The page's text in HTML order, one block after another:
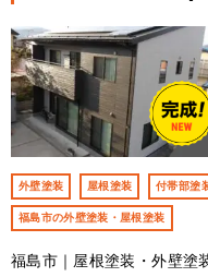
外壁塗装 屋根塗装 付帯部塗
福島市の外壁塗装・屋根塗装
福島市｜屋根塗装・外壁塗